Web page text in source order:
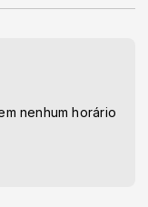
nenhum horário